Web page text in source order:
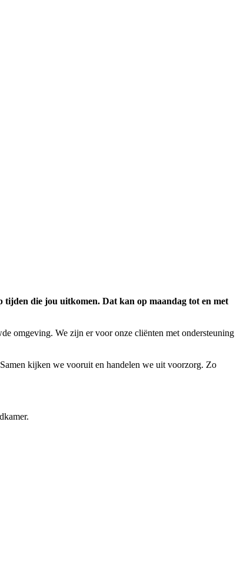
die jou uitkomen. Dat kan op maandag tot en met
omgeving. We zijn er voor onze cliënten met ondersteuning
kijken we vooruit en handelen we uit voorzorg. Zo